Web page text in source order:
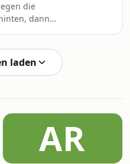
die
dann
und steht
der K.-o.-Runde
laden
AR